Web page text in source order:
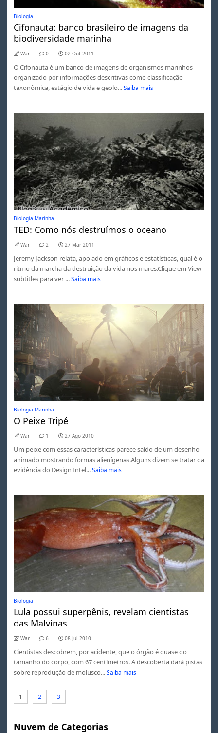
Biologia
Cifonauta: banco brasileiro de imagens da
biodiversidade marinha
War 0 02 Out 2011
O Cifonauta é um banco de imagens de organismos marinhos
organizado por informações descritivas como classificação
taxonômica, estágio de vida e geolo... Saiba mais
Biologia Marinha
TED: Como nós destruímos o oceano
War 2 27 Mar 2011
Jeremy Jackson relata, apoiado em gráficos e estatísticas, qual é o
ritmo da marcha da destruição da vida nos mares.Clique em View
subtitles para ver ... Saiba mais
Biologia Marinha
O Peixe Tripé
War 1 27 Ago 2010
Um peixe com essas características parece saído de um desenho
animado mostrando formas alienígenas.Alguns dizem se tratar da
evidência do Design Intel... Saiba mais
Biologia
Lula possui superpênis, revelam cientistas
das Malvinas
War 6 08 Jul 2010
Cientistas descobrem, por acidente, que o órgão é quase do
tamanho do corpo, com 67 centímetros. A descoberta dará pistas
sobre reprodução de molusco... Saiba mais
1 2 3
Nuvem de Categorias